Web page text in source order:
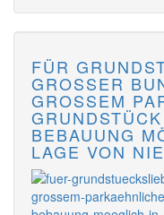
FÜR
GROSSER
ROSSEM
UNDSTÜCK
BAUUNG
GE VON